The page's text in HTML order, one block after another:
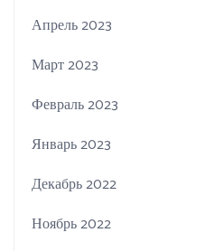
Апрель 2023
Март 2023
Февраль 2023
Январь 2023
Декабрь 2022
Ноябрь 2022